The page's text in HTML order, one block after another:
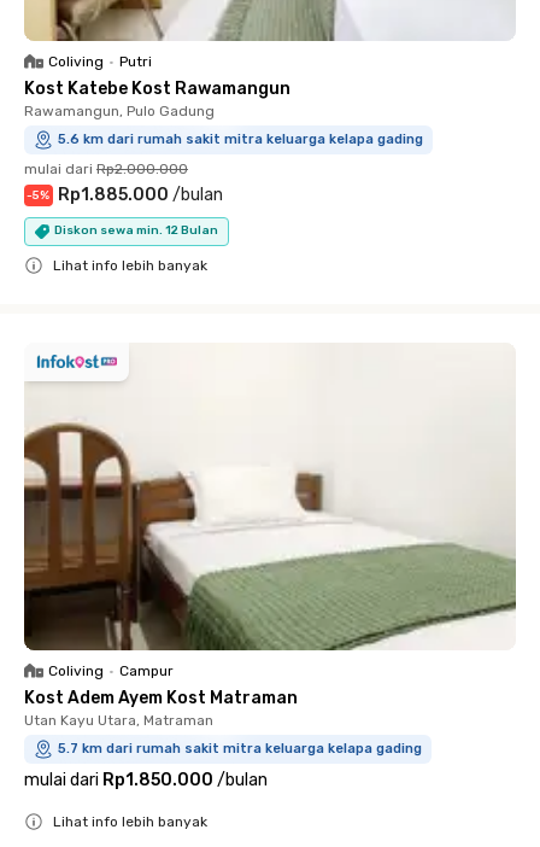
Coliving • Putri
Kost Katebe Kost Rawamangun
Rawamangun, Pulo Gadung
5.6 km dari rumah sakit mitra keluarga kelapa gading
mulai dari Rp2.000.000
-5% Rp1.885.000 /bulan
Diskon sewa min. 12 Bulan
Lihat info lebih banyak
Coliving • Campur
Kost Adem Ayem Kost Matraman
Utan Kayu Utara, Matraman
5.7 km dari rumah sakit mitra keluarga kelapa gading
mulai dari Rp1.850.000 /bulan
Lihat info lebih banyak